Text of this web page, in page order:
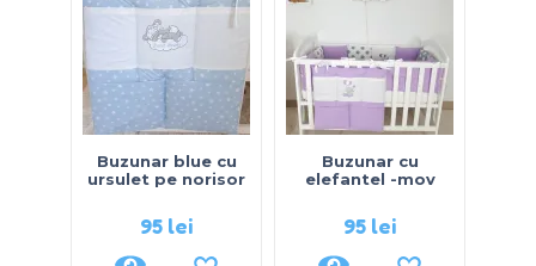
Buzunar blue cu
ursulet pe norisor
95 lei
Buzunar cu
elefantel -mov
95 lei